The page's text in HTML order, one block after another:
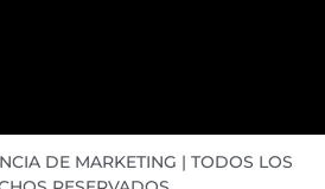
DE MARKETING | TODOS LOS